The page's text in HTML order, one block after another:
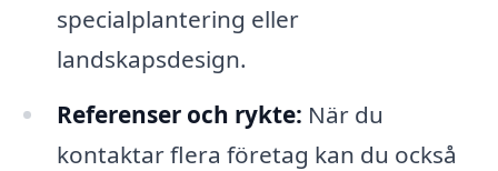
specialplantering eller
landskapsdesign.
Referenser och rykte: När du
kontaktar flera företag kan du också